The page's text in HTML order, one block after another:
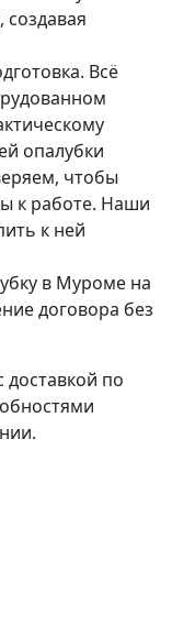
Всё
опалубки
чтобы
к работе. Наши
к ней
в Муроме на
договора без
доставкой по